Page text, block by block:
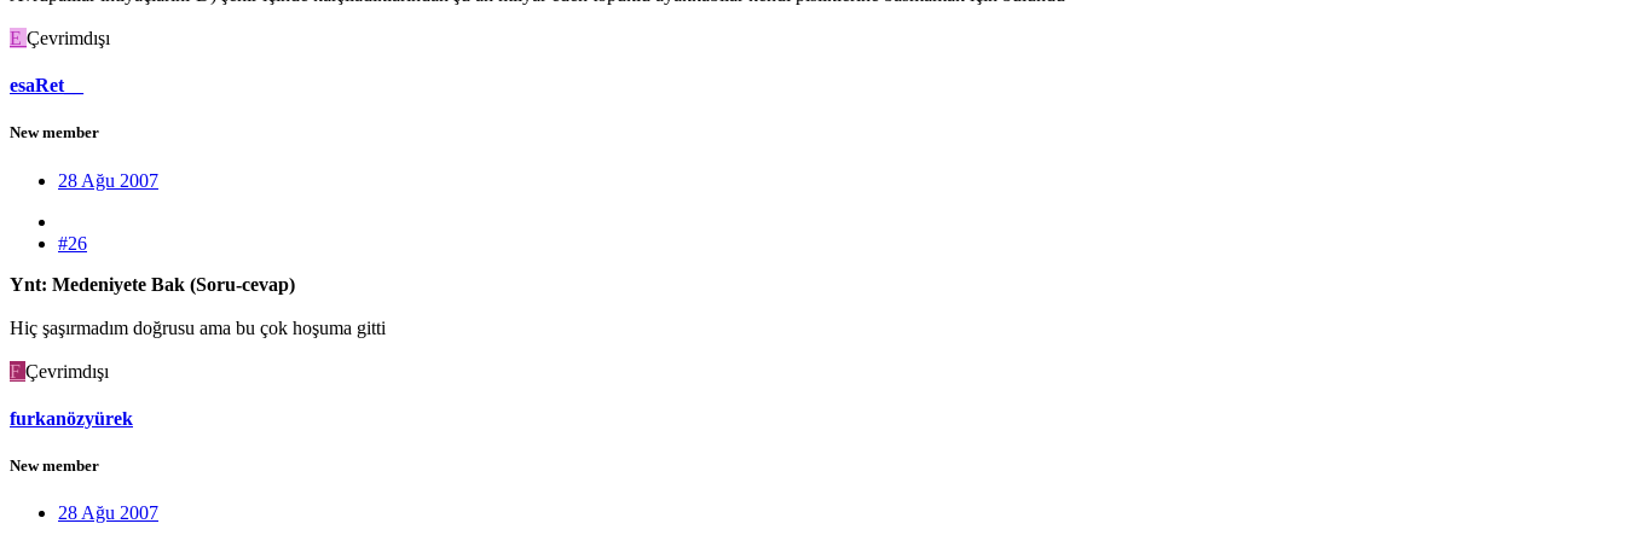
E Çevrimdışı
esaRet__
New member
28 Ağu 2007
#26
Ynt: Medeniyete Bak (Soru-cevap)
Hiç şaşırmadım doğrusu ama bu çok hoşuma gitti
F Çevrimdışı
furkanözyürek
New member
28 Ağu 2007